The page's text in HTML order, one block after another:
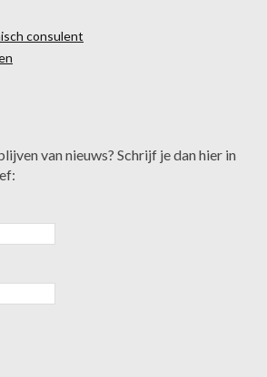
consulent
van nieuws? Schrijf je dan hier in